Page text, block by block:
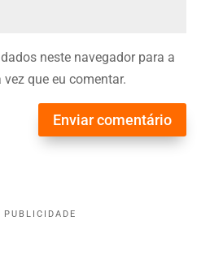
neste navegador para a
vez que eu comentar.
Enviar comentário
PUBLICIDADE